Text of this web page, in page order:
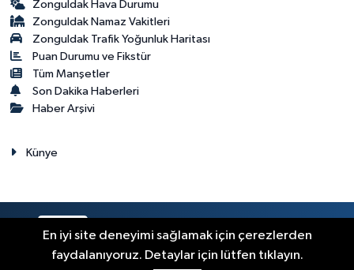
Zonguldak Hava Durumu
Zonguldak Namaz Vakitleri
Zonguldak Trafik Yoğunluk Haritası
Puan Durumu ve Fikstür
Tüm Manşetler
Son Dakika Haberleri
Haber Arşivi
Künye
RSS Copyright © 2023. Her hakkı saklıdır.
En iyi site deneyimi sağlamak için çerezlerden
faydalanıyoruz. Detaylar için lütfen tıklayın.